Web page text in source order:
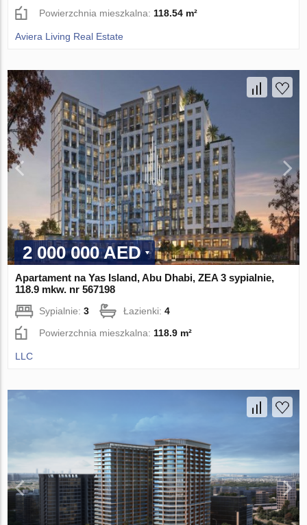
Powierzchnia mieszkalna:118.54 m²
Aviera Living Real Estate
2 000 000 AED
Apartament na Yas Island, Abu Dhabi, ZEA 3 sypialnie,
118.9 mkw. nr 567198
Sypialnie:3 Łazienki:4
Powierzchnia mieszkalna: 118.9 m²
LLC